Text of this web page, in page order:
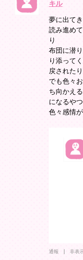
キル
夢に出て
読み進め
り
布団に潜
り添って
戻されたり
でも色々
ち向かえ
になるや
色々感情
通報 非表